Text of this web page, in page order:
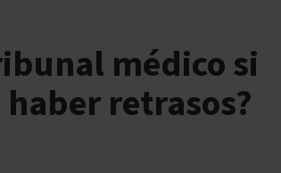
médico si
retrasos?